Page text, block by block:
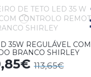
35W REGULÁVEL COM
BRANCO SHIRLEY
113,65€